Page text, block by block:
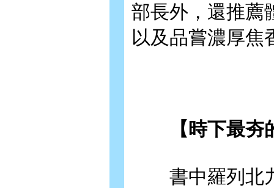
部長外，還推薦
以及品嘗濃厚焦
【時下最夯
書中羅列北九